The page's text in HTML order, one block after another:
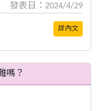
發表日：2024/4/29
詳內文
嗎？